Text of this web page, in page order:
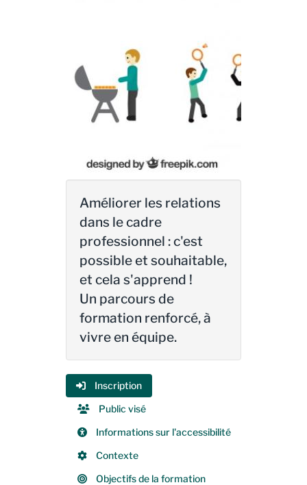
Améliorer les relations
dans le cadre
professionnel : c'est
possible et souhaitable,
et cela s'apprend !
Un parcours de
formation renforcé, à
vivre en équipe.
Inscription
Public visé
Informations sur l'accessibilité
Contexte
Objectifs de la formation